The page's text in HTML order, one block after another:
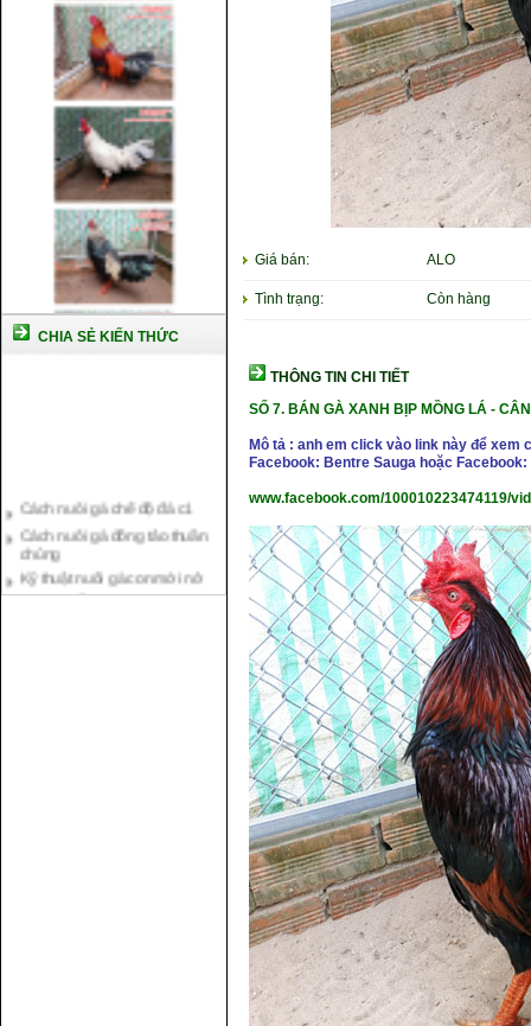
CHIA SẺ KIẾN THỨC
Cách nuôi gà đông tảo thuần
Kỹ thuật nuôi gà con mới nở
Hướng dẫn nuôi gà đá
Tại sao bạn cần biết cách nuôi
Giá bán: ALO
Tình trạng: Còn hàng
THÔNG TIN CHI TIẾT
SỐ 7.BÁN GÀ XANH BỊP MỒNG LÁ -CÂN
Mô tả : anh em click vào link này để
Facebook: Bentre Sauga hoặc Facebook:
www.facebook.com/100010223474119/